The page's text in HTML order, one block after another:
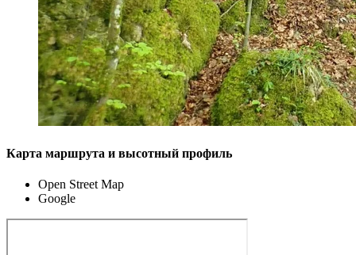
Карта маршрута и высотный профиль
Open Street Map
Google